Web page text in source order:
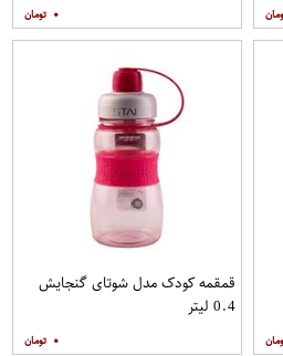
۰
قمقمه کودک مدل شوتای گنجایش
0.4 لیتر
۰